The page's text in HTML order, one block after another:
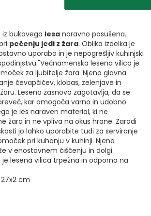
iz bukovega lesa naravno posušena.
pečenju jedi z žara. Oblika izdelka je
uporabo in je nepogrešljiv kuhinjski
lesena vilica je
za ljubitelje žara. Njena glavna
čevapčičev, klobas, zelenjave in
Lesena zasnova zagotavlja, da se
kar omogoča varno in udobno
je les naraven material, ki ne
žara in ne vpliva na okus hrane. Zaradi
jo lahko uporabite tudi za serviranje
pri kuhanju v kuhinji. Njena
v enostavnem čiščenju in dolgi
je lesena vilica trpežna in odporna na
cm